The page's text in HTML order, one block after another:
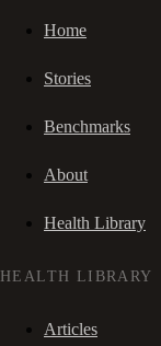
Home
Stories
Benchmarks
About
Health Library
HEALTH LIBRARY
Articles